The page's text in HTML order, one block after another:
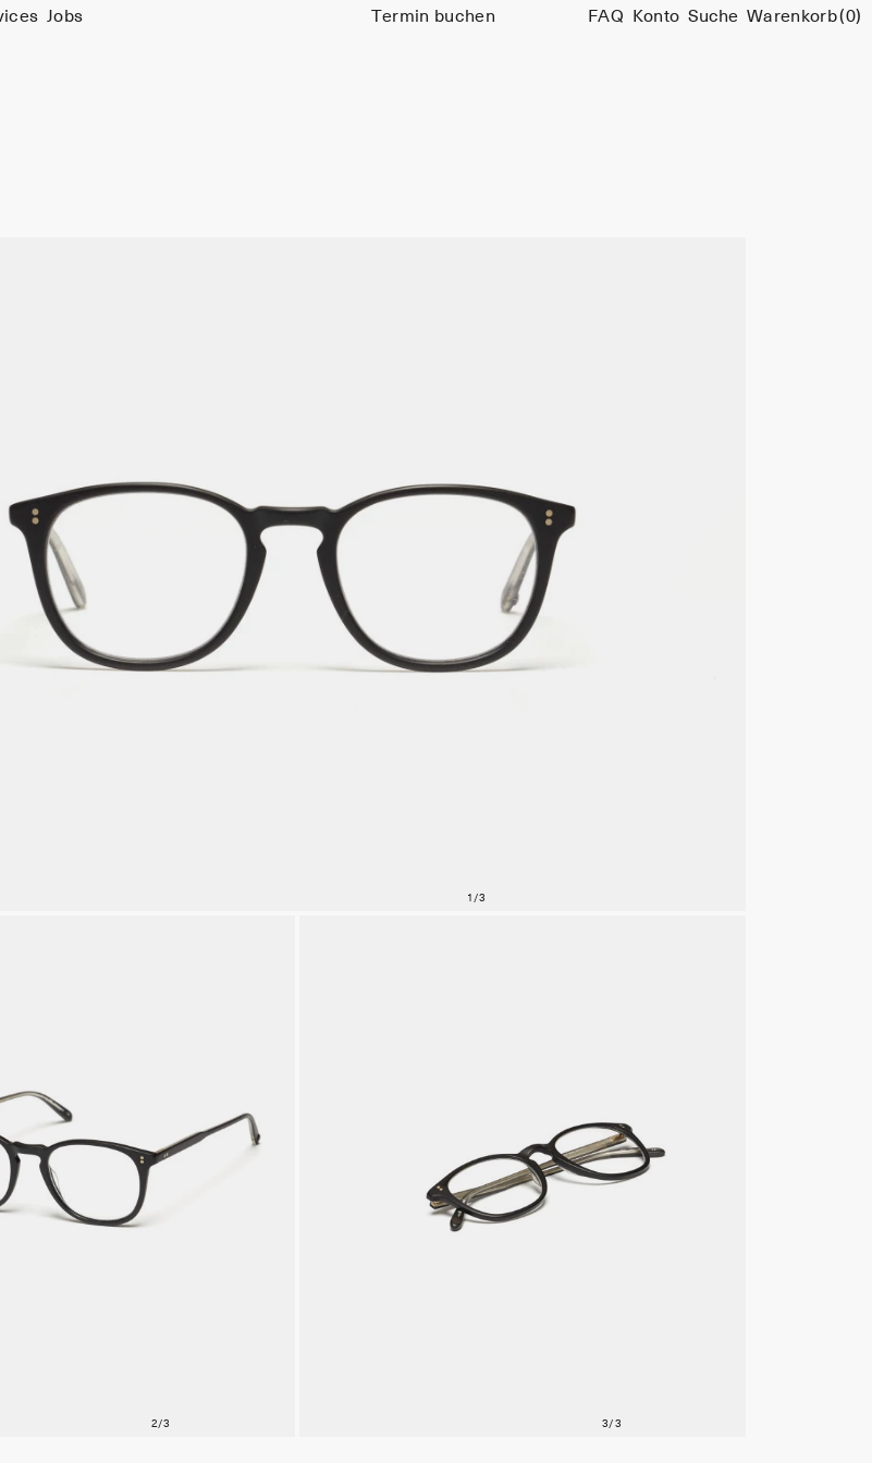
Jobs Termin buchen FAQ Konto Suche Warenkorb(0)